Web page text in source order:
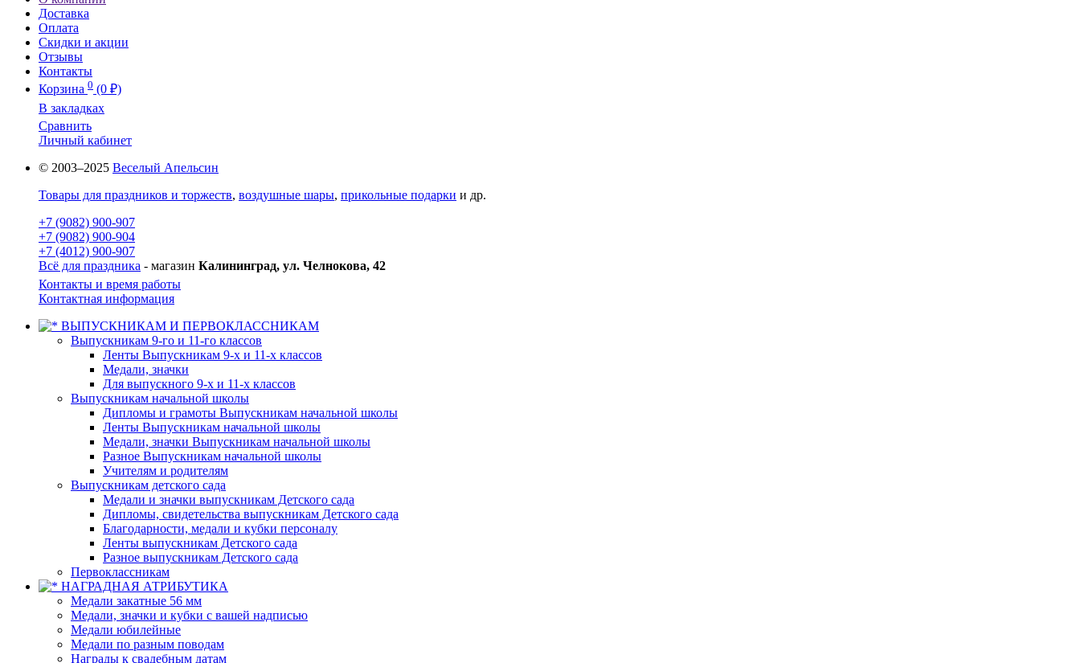
Доставка
Оплата
Скидки и акции
Отзывы
Контакты
Корзина 0 (0 ₽)
В закладках
Сравнить
Личный кабинет
© 2003–2025 Веселый Апельсин
Товары для праздников и торжеств, воздушные шары, прикольные подарки и др.
+7 (9082) 900-907
+7 (9082) 900-904
+7 (4012) 900-907
Всё для праздника - магазин Калининград, ул. Челнокова, 42
Контакты и время работы
Контактная информация
ВЫПУСКНИКАМ И ПЕРВОКЛАССНИКАМ
Выпускникам 9-го и 11-го классов
Ленты Выпускникам 9-х и 11-х классов
Медали, значки
Для выпускного 9-х и 11-х классов
Выпускникам начальной школы
Дипломы и грамоты Выпускникам начальной школы
Ленты Выпускникам начальной школы
Медали, значки Выпускникам начальной школы
Разное Выпускникам начальной школы
Учителям и родителям
Выпускникам детского сада
Медали и значки выпускникам Детского сада
Дипломы, свидетельства выпускникам Детского сада
Благодарности, медали и кубки персоналу
Ленты выпускникам Детского сада
Разное выпускникам Детского сада
Первоклассникам
НАГРАДНАЯ АТРИБУТИКА
Медали закатные 56 мм
Медали, значки и кубки с вашей надписью
Медали юбилейные
Медали по разным поводам
Награды к свадебным датам